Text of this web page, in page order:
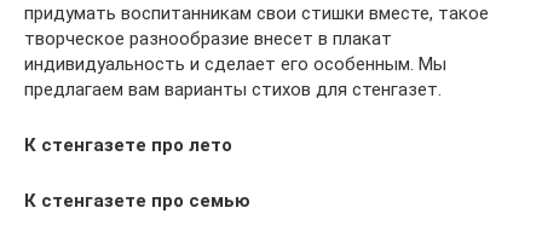
придумать воспитанникам свои стишки вместе, такое
творческое разнообразие внесет в плакат
индивидуальность и сделает его особенным. Мы
предлагаем вам варианты стихов для стенгазет.
К стенгазете про лето
К стенгазете про семью